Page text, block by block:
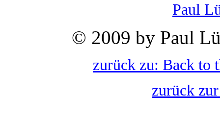
Paul
© 2009 by Paul
zurück zu: Back to
zurück